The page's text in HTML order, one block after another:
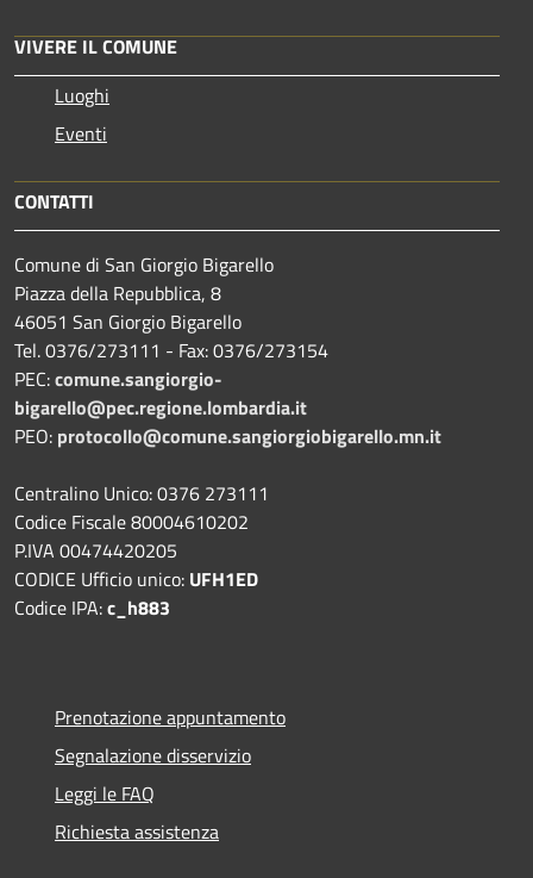
VIVERE IL COMUNE
Luoghi
Eventi
CONTATTI
Comune di San Giorgio Bigarello
Piazza della Repubblica, 8
46051 San Giorgio Bigarello
Tel. 0376/273111 - Fax: 0376/273154
PEC:comune.sangiorgio-
bigarello@pec.regione.lombardia.it
PEO: protocollo@comune.sangiorgiobigarello.mn.it
Centralino Unico: 0376 273111
Codice Fiscale 80004610202
P.IVA 00474420205
CODICE Ufficio unico: UFH1ED
Codice IPA:c_h883
Prenotazione appuntamento
Segnalazione disservizio
Leggi le FAQ
Richiesta assistenza